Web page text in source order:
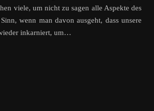
viele, um nicht zu sagen alle Aspekte des
wenn man davon ausgeht, dass unsere
inkarniert, um…